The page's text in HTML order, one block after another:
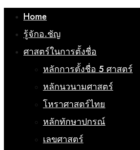
Home
รู้จักอ.ชัญ
ศาสตร์ในการตั้งชื่อ
หลักการตั้งชื่อ 5 ศาสตร์
หลักนวนามศาสตร์
โหราศาสตร์ไทย
หลักทักษาปกรณ์
เลขศาสตร์